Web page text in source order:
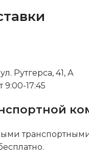
Рутгерса, 41, А
17:45